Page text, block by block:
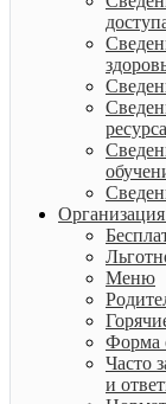
Меню
Форма
Часто
и